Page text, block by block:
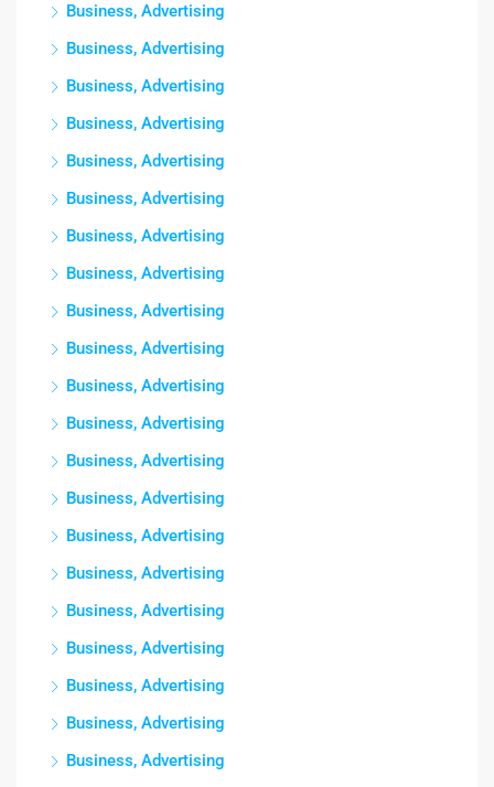
Business, Advertising
Business, Advertising
Business, Advertising
Business, Advertising
Business, Advertising
Business, Advertising
Business, Advertising
Business, Advertising
Business, Advertising
Business, Advertising
Business, Advertising
Business, Advertising
Business, Advertising
Business, Advertising
Business, Advertising
Business, Advertising
Business, Advertising
Business, Advertising
Business, Advertising
Business, Advertising
Business, Advertising